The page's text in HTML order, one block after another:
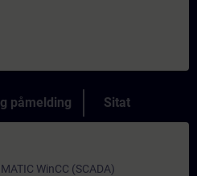
påmelding Sitat
WinCC (SCADA)